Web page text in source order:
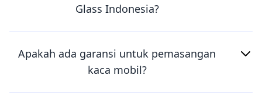
Glass Indonesia?
Apakah ada garansi untuk pemasangan
kaca mobil?